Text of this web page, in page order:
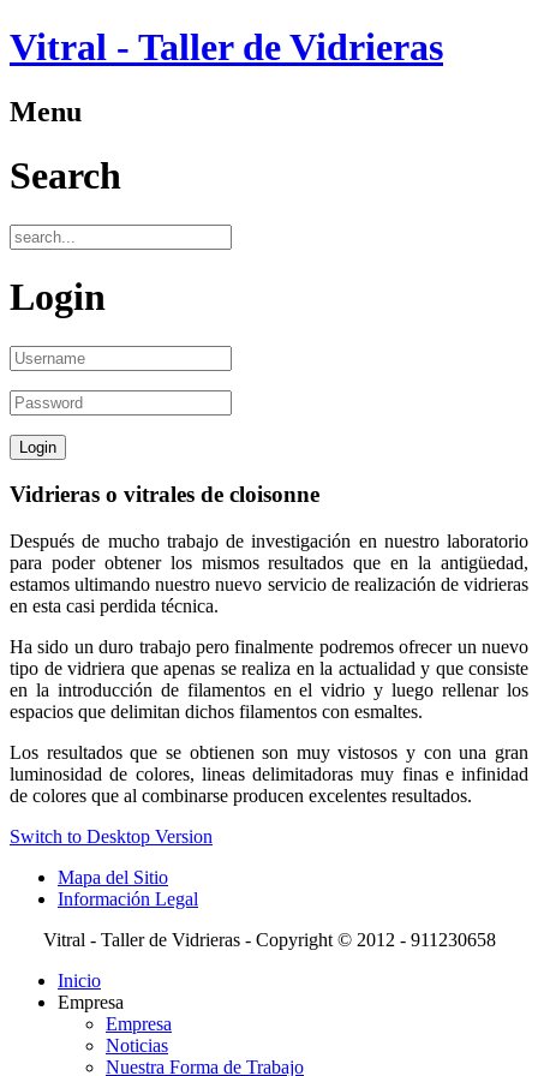
Vitral - Taller de Vidrieras
Menu
Search
Login
Vidrieras o vitrales de cloisonne
Después de mucho trabajo de investigación en nuestro laboratorio
para poder obtener los mismos resultados que en la antigüedad,
estamos ultimando nuestro nuevo servicio de realización de vidrieras
en esta casi perdida técnica.
Ha sido un duro trabajo pero finalmente podremos ofrecer un nuevo
tipo de vidriera que apenas se realiza en la actualidad y que consiste
en la introducción de filamentos en el vidrio y luego rellenar los
espacios que delimitan dichos filamentos con esmaltes.
Los resultados que se obtienen son muy vistosos y con una gran
luminosidad de colores, lineas delimitadoras muy finas e infinidad
de colores que al combinarse producen excelentes resultados.
Switch to Desktop Version
Mapa del Sitio
Información Legal
Vitral - Taller de Vidrieras - Copyright © 2012 - 911230658
Inicio
Empresa
Empresa
Noticias
Nuestra Forma de Trabajo